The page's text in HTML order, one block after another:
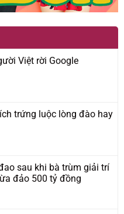
Việt rời Google
trứng luộc lòng đào hay
sau khi bà trùm giải trí
đảo 500 tỷ đồng